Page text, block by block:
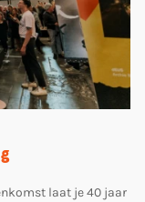
laat je 40 jaar